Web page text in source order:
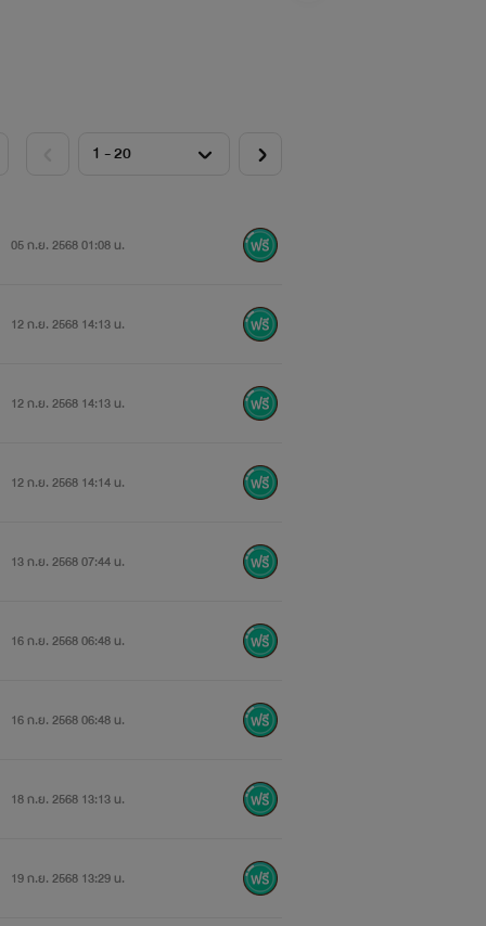
05 ก.ย. 2568 01:08 น.
12 ก.ย. 2568 14:13 น.
12 ก.ย. 2568 14:13 น.
12 ก.ย. 2568 14:14 น.
13 ก.ย. 2568 07:44 น.
16 ก.ย. 2568 06:48 น.
16 ก.ย. 2568 06:48 น.
18 ก.ย. 2568 13:13 น.
19 ก.ย. 2568 13:29 น.